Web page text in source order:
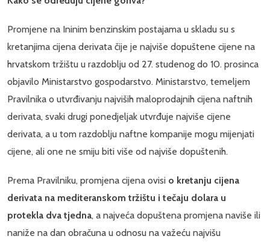
Promjene na Ininim benzinskim postajama u skladu su s
kretanjima cijena derivata čije je najviše dopuštene cijene na
hrvatskom tržištu u razdoblju od 27. studenog do 10. prosinca
objavilo Ministarstvo gospodarstvo. Ministarstvo, temeljem
Pravilnika o utvrđivanju najviših maloprodajnih cijena naftnih
derivata, svaki drugi ponedjeljak utvrđuje najviše cijene
derivata, a u tom razdoblju naftne kompanije mogu mijenjati
cijene, ali one ne smiju biti više od najviše dopuštenih.
Prema Pravilniku, promjena cijena ovisi o kretanju cijena
derivata na mediteranskom tržištu i tečaju dolara u
protekla dva tjedna, a najveća dopuštena promjena naviše ili
naniže na dan obračuna u odnosu na važeću najvišu